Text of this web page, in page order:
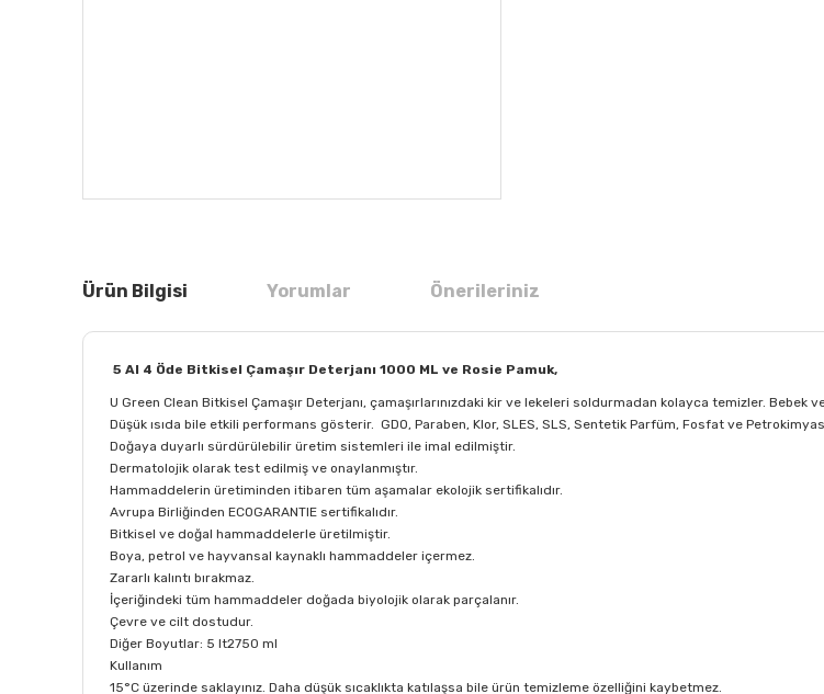
Ürün Bilgisi Yorumlar Önerileriniz
5 Al 4 Öde Bitkisel Çamaşır Deterjanı 1000 ML ve Rosie Pamuk,
U Green Clean Bitkisel Çamaşır Deterjanı, çamaşırlarınızdaki kir ve lekeleri soldurmadan kolayca temizler. Bebek
Düşük ısıda bile etkili performans gösterir. GDO, Paraben, Klor, SLES, SLS, Sentetik Parfüm, Fosfat ve
Doğaya duyarlı sürdürülebilir üretim sistemleri ile imal edilmiştir.
Dermatolojik olarak test edilmiş ve onaylanmıştır.
Hammaddelerin üretiminden itibaren tüm aşamalar ekolojik sertifikalıdır.
Avrupa Birliğinden ECOGARANTIE sertifikalıdır.
Bitkisel ve doğal hammaddelerle üretilmiştir.
Boya, petrol ve hayvansal kaynaklı hammaddeler içermez.
Zararlı kalıntı bırakmaz.
İçeriğindeki tüm hammaddeler doğada biyolojik olarak parçalanır.
Çevre ve cilt dostudur.
Diğer Boyutlar: 5 lt2750 ml
Kullanım
15°C üzerinde saklayınız. Daha düşük sıcaklıkta katılaşsa bile ürün temizleme özelliğini kaybetmez.